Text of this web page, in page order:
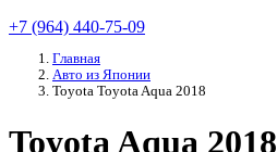
+7 (964) 440-75-09
Главная
Авто из Японии
Toyota Toyota Aqua 2018
Toyota Aqua 2018